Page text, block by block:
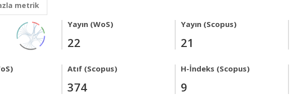
metrik
Yayın (WoS)
22
Yayın (Scopus)
21
Atıf (Scopus)
374
H-İndeks (Scopus)
9